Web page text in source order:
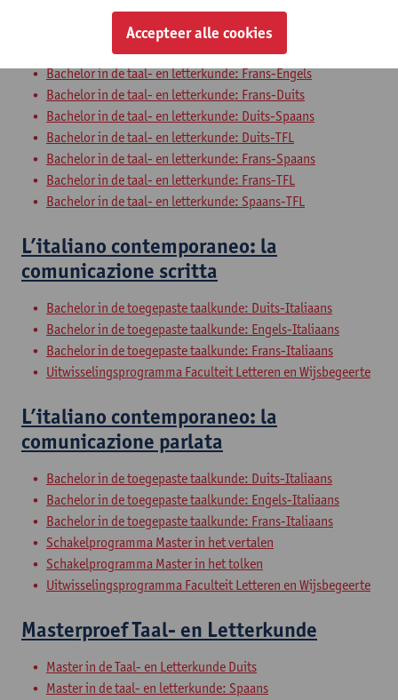
Bachelor in de taal- en letterkunde: Engels-Duits
Bachelor in de taal- en letterkunde: Engels-Spaans
Bachelor in de taal- en letterkunde: Engels-TFL
Bachelor in de taal- en letterkunde: Frans-Engels
Bachelor in de taal- en letterkunde: Frans-Duits
Bachelor in de taal- en letterkunde: Duits-Spaans
Bachelor in de taal- en letterkunde: Duits-TFL
Bachelor in de taal- en letterkunde: Frans-Spaans
Bachelor in de taal- en letterkunde: Frans-TFL
Bachelor in de taal- en letterkunde: Spaans-TFL
L’italiano contemporaneo: la
comunicazione scritta
Bachelor in de toegepaste taalkunde: Duits-Italiaans
Bachelor in de toegepaste taalkunde: Engels-Italiaans
Bachelor in de toegepaste taalkunde: Frans-Italiaans
Uitwisselingsprogramma Faculteit Letteren en Wijsbegeerte
L’italiano contemporaneo: la
comunicazione parlata
Bachelor in de toegepaste taalkunde: Duits-Italiaans
Bachelor in de toegepaste taalkunde: Engels-Italiaans
Bachelor in de toegepaste taalkunde: Frans-Italiaans
Schakelprogramma Master in het vertalen
Schakelprogramma Master in het tolken
Uitwisselingsprogramma Faculteit Letteren en Wijsbegeerte
Masterproef Taal- en Letterkunde
Master in de Taal- en Letterkunde Duits
Master in de taal- en letterkunde: Spaans
Accepteer alle cookies